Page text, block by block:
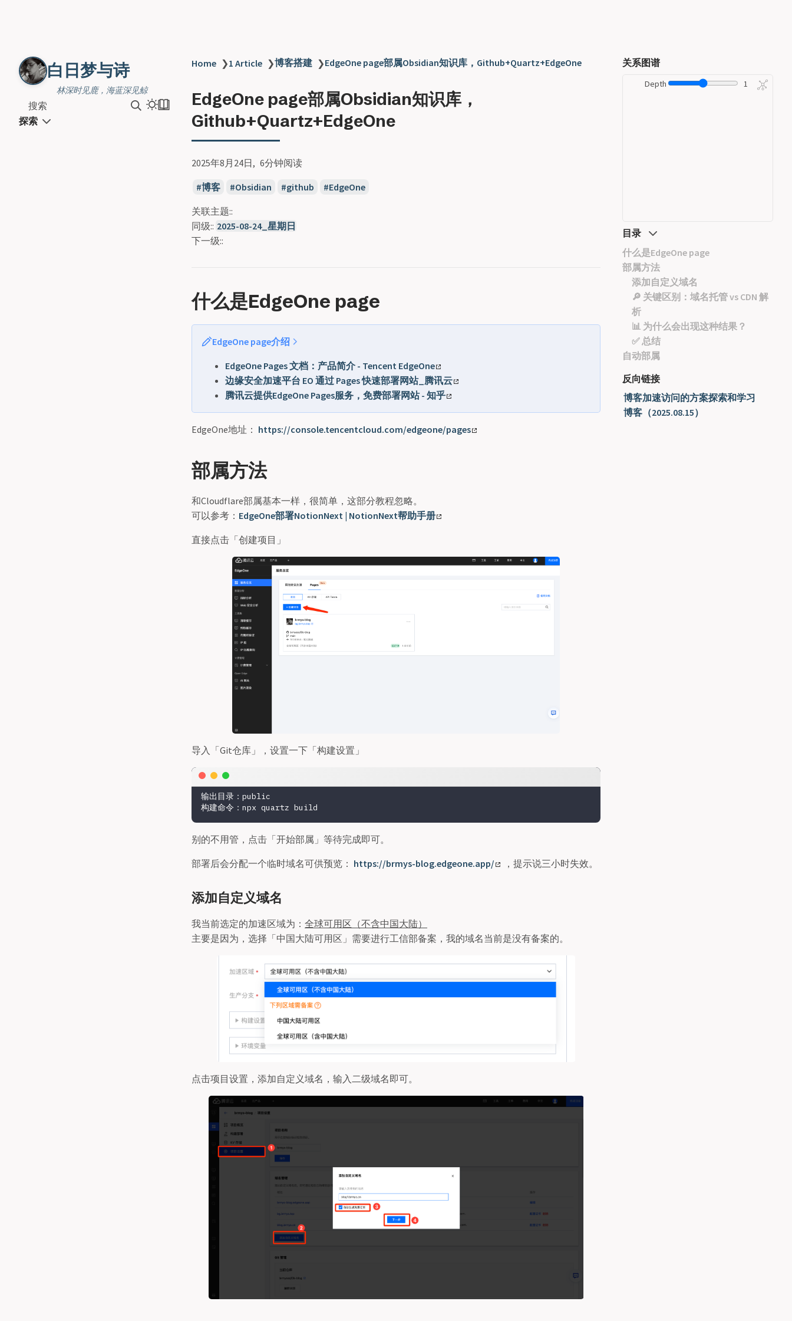
白日梦与诗
林深时见鹿，海蓝深见鲸
搜索
探索
Home ❯1 Article ❯博客搭建 ❯EdgeOne page部属Obsidian知识库，Github+Quartz+EdgeOne
EdgeOne page部属Obsidian知识库，
Github+Quartz+EdgeOne
2025年8月24日 6分钟阅读
博客 Obsidian github EdgeOne
关联主题::
同级:: 2025-08-24_星期日
下一级::
什么是EdgeOne page
EdgeOne page介绍
EdgeOne Pages 文档：产品简介 - Tencent EdgeOne
边缘安全加速平台 EO 通过 Pages 快速部署网站_腾讯云
腾讯云提供EdgeOne Pages服务，免费部署网站 - 知乎
EdgeOne地址： https://console.tencentcloud.com/edgeone/pages
部属方法
和Cloudflare部属基本一样，很简单，这部分教程忽略。
可以参考： EdgeOne部署NotionNext | NotionNext帮助手册
直接点击「创建项目」
导入「Git仓库」，设置一下「构建设置」
输出目录：public
别的不用管，点击「开始部属」等待完成即可。
部署后会分配一个临时域名可供预览： https://brmys-blog.edgeone.app/ ，提示说三小时失效。
添加自定义域名
我当前选定的加速区域为： 全球可用区（不含中国大陆）
主要是因为，选择「中国大陆可用区」需要进行工信部备案，我的域名当前是没有备案的。
点击项目设置，添加自定义域名，输入二级域名即可。
关系图谱
Depth 1
目录
什么是EdgeOne page
部属方法
添加自定义域名
🔎 关键区别：域名托管 vs CDN 解
析
📊 为什么会出现这种结果？
✅ 总结
自动部属
反向链接
博客加速访问的方案探索和学习
博客（2025.08.15）